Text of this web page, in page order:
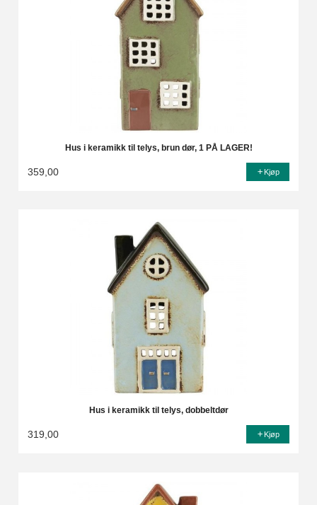
Hus i keramikk til telys, brun dør, 1 PÅ LAGER!
359,00 Kjøp
Hus i keramikk til telys, dobbeltdør
319,00 Kjøp